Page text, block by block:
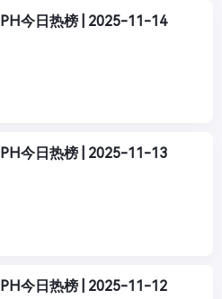
PH今日热榜 | 2025-11-14
PH今日热榜 | 2025-11-13
PH今日热榜 | 2025-11-12